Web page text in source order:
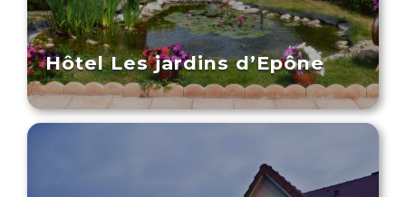
Hôtel Les jardins d’Epône